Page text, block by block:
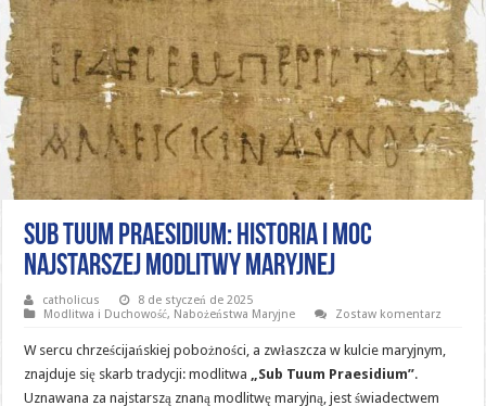
Sub Tuum Praesidium: Historia i Moc
Najstarszej Modlitwy Maryjnej
catholicus
8 de styczeń de 2025
Modlitwa i Duchowość, Nabożeństwa Maryjne Zostaw komentarz
W sercu chrześcijańskiej pobożności, a zwłaszcza w kulcie maryjnym,
znajduje się skarb tradycji: modlitwa „Sub Tuum Praesidium”.
Uznawana za najstarszą znaną modlitwę maryjną, jest świadectwem